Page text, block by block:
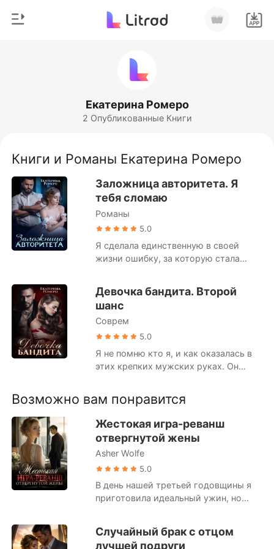
Пополнить
Скачать приложение
Оборотни
Рассказы
Миллиард
Рейтинг
Екатерина Ромеро
2 Опубликованные Книги
Книги и Романы Екатерина Ромеро
Заложница авторитета. Я
тебя сломаю
Романы
5.0
Я сделала единственную в своей
жизни ошибку, за которую стала
авторитета. Он придет за мной, и
отрабатывать свой долг мне
придется... в его постели. #эмоции на
пределе #жесткий герой
#девственница #от ненависти до
Предупреждение – история не
Девочка бандита. Второй
шанс
Соврем
5.0
Я не помню кто я, и как оказалась в
этих крепких мужских руках. Он
#Жестокость #Сложные чувства
#Однотомник #ХЭ
Возможно вам понравится
Жестокая игра-реванш
отвергнутой жены
Asher Wolfe
5.0
В день нашей третьей годовщины я
приготовила идеальный ужин, но
него, я открыла локатор и нашла его
Случайный брак с отцом
лучшей подруги